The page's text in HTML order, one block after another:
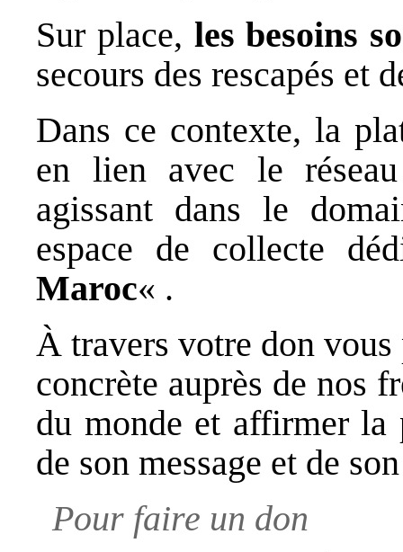
Sur place, les besoins
secours des rescapés et
Dans ce contexte, la
en lien avec le
agissant dans le
espace de collecte
Maroc« .
À travers votre don
concrète auprès de nos
du monde et affirmer la
de son message et de
Pour faire un don